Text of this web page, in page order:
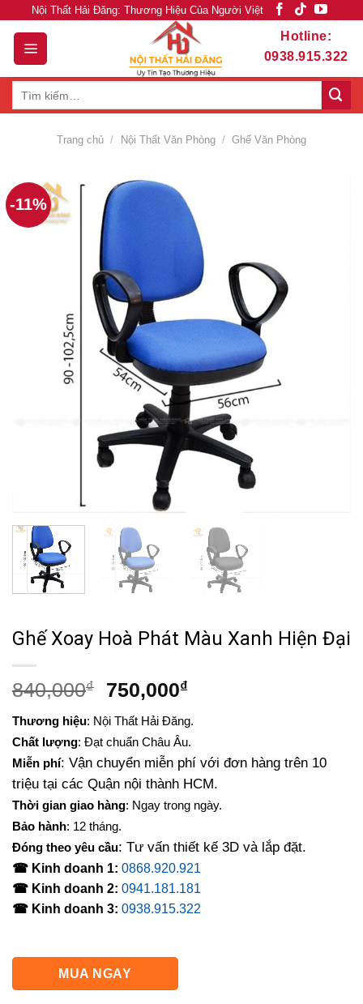
content
Nội Thất Hải Đăng: Thương Hiệu Của Người Việt
Hotline:
0938.915.322
Trang chủ / Nội Thất Văn Phòng / Ghế Văn Phòng
-11%
Ghế Xoay Hoà Phát Màu Xanh Hiện Đại
840,000₫
Giá
là:
840,000₫.
750,000₫Giá
tại
là:
750,000₫.
Thương hiệu: Nội Thất Hải Đăng.
Chất lượng: Đạt chuẩn Châu Âu.
Miễn phí: Vận chuyển miễn phí với đơn hàng trên 10
triệu tại các Quận nội thành HCM.
Thời gian giao hàng: Ngay trong ngày.
Bảo hành: 12 tháng.
Đóng theo yêu cầu: Tư vấn thiết kế 3D và lắp đặt.
☎ Kinh doanh 1: 0868.920.921
☎ Kinh doanh 2: 0941.181.181
☎ Kinh doanh 3: 0938.915.322
MUA NGAY